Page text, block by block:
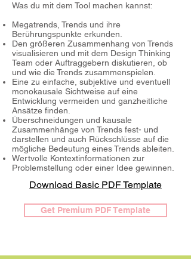
Was du mit dem Tool machen kannst:
Megatrends, Trends und ihre
Berührungspunkte erkunden.
Den größeren Zusammenhang von Trends
visualisieren und mit dem Design Thinking
Team oder Auftraggebern diskutieren, ob
und wie die Trends zusammenspielen.
Eine zu einfache, subjektive und eventuell
monokausale Sichtweise auf eine
Entwicklung vermeiden und ganzheitliche
Ansätze finden.
Überschneidungen und kausale
Zusammenhänge von Trends fest- und
darstellen und auch Rückschlüsse auf die
mögliche Bedeutung eines Trends ableiten.
Wertvolle Kontextinformationen zur
Problemstellung oder einer Idee gewinnen.
Download Basic PDF Template
Get Premium PDF Template